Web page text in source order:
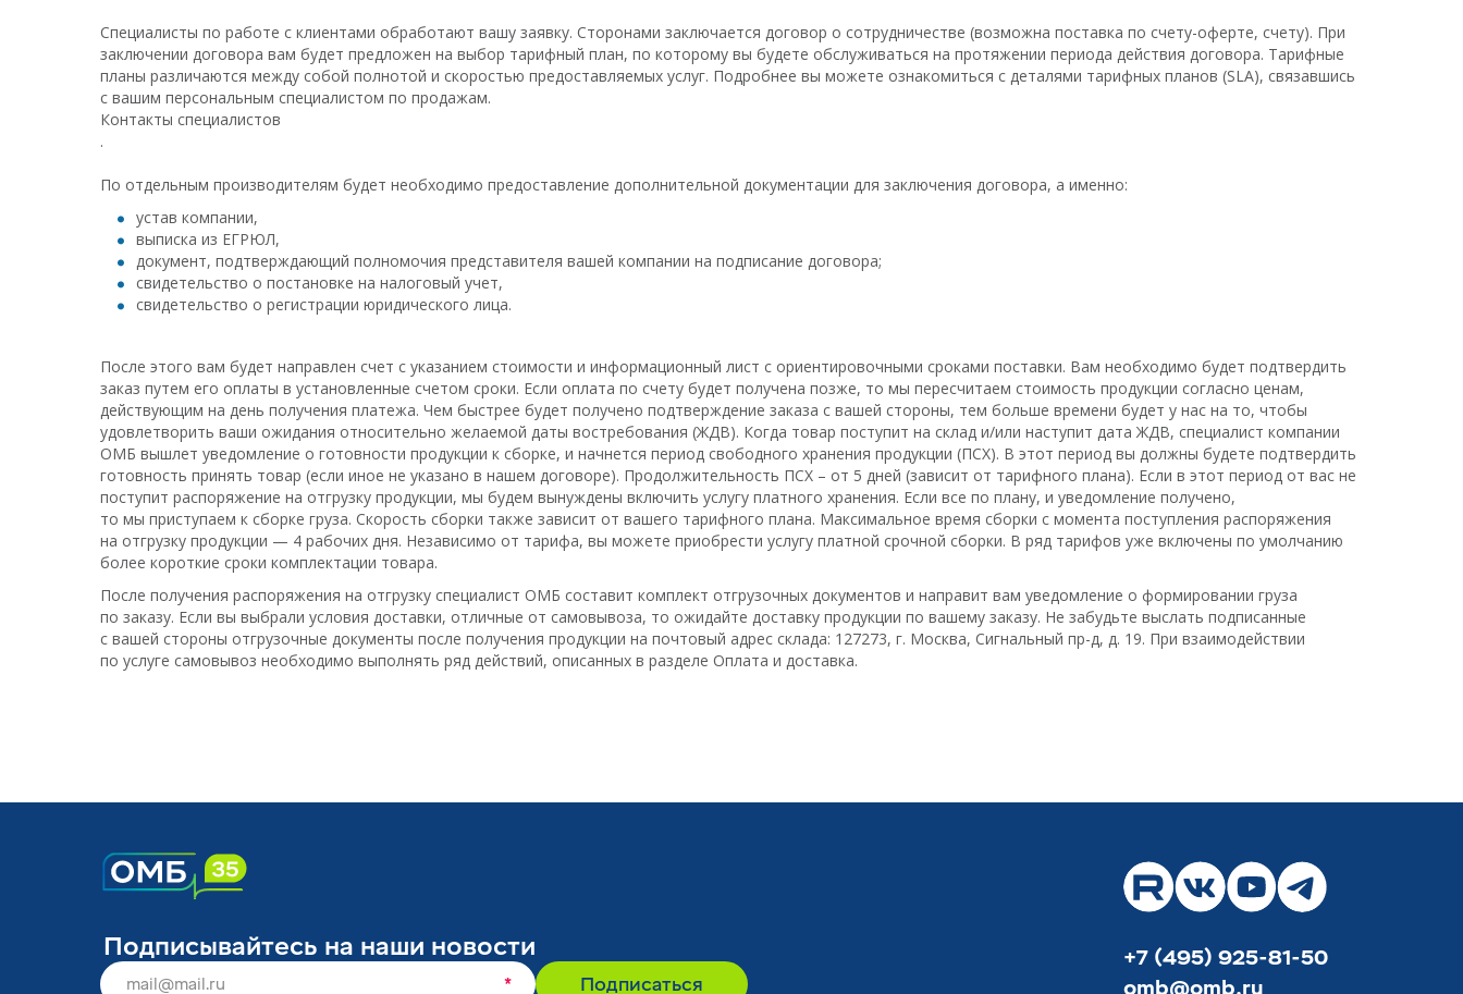
Специалисты по работе с клиентами обработают вашу заявку. Сторонами заключается договор о сотрудничестве (возможна поставка по счету-оферте, счету). При
заключении договора вам будет предложен на выбор тарифный план, по которому вы будете обслуживаться на протяжении периода действия договора. Тарифные
планы различаются между собой полнотой и скоростью предоставляемых услуг. Подробнее вы можете ознакомиться с деталями тарифных планов (SLA), связавшись
с вашим персональным специалистом по продажам.
Контакты специалистов
.
По отдельным производителям будет необходимо предоставление дополнительной документации для заключения договора, а именно:
устав компании,
выписка из ЕГРЮЛ,
документ, подтверждающий полномочия представителя вашей компании на подписание договора;
свидетельство о постановке на налоговый учет,
свидетельство о регистрации юридического лица.
После этого вам будет направлен счет с указанием стоимости и информационный лист с ориентировочными сроками поставки. Вам необходимо будет подтвердить
заказ путем его оплаты в установленные счетом сроки. Если оплата по счету будет получена позже, то мы пересчитаем стоимость продукции согласно ценам,
действующим на день получения платежа. Чем быстрее будет получено подтверждение заказа с вашей стороны, тем больше времени будет у нас на то, чтобы
удовлетворить ваши ожидания относительно желаемой даты востребования (ЖДВ). Когда товар поступит на склад и/или наступит дата ЖДВ, специалист компании
ОМБ вышлет уведомление о готовности продукции к сборке, и начнется период свободного хранения продукции (ПСХ). В этот период вы должны будете подтвердить
готовность принять товар (если иное не указано в нашем договоре). Продолжительность ПСХ – от 5 дней (зависит от тарифного плана). Если в этот период от вас не
поступит распоряжение на отгрузку продукции, мы будем вынуждены включить услугу платного хранения. Если все по плану, и уведомление получено,
то мы приступаем к сборке груза. Скорость сборки также зависит от вашего тарифного плана. Максимальное время сборки с момента поступления распоряжения
на отгрузку продукции — 4 рабочих дня. Независимо от тарифа, вы можете приобрести услугу платной срочной сборки. В ряд тарифов уже включены по умолчанию
более короткие сроки комплектации товара.
После получения распоряжения на отгрузку специалист ОМБ составит комплект отгрузочных документов и направит вам уведомление о формировании груза
по заказу. Если вы выбрали условия доставки, отличные от самовывоза, то ожидайте доставку продукции по вашему заказу. Не забудьте выслать подписанные
с вашей стороны отгрузочные документы после получения продукции на почтовый адрес склада: 127273, г. Москва, Сигнальный пр-д, д. 19. При взаимодействии
по услуге самовывоз необходимо выполнять ряд действий, описанных в разделе Оплата и доставка.
Подписывайтесь на наши новости
* Подписаться
+7 (495) 925-81-50
omb@omb.ru